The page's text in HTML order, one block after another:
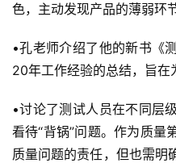
色，主动发现产品的薄弱环节
•孔老师介绍了他的新书《
20年工作经验的总结，旨在
•讨论了测试人员在不同层
看待“背锅”问题。作为质量
质量问题的责任，但也需明